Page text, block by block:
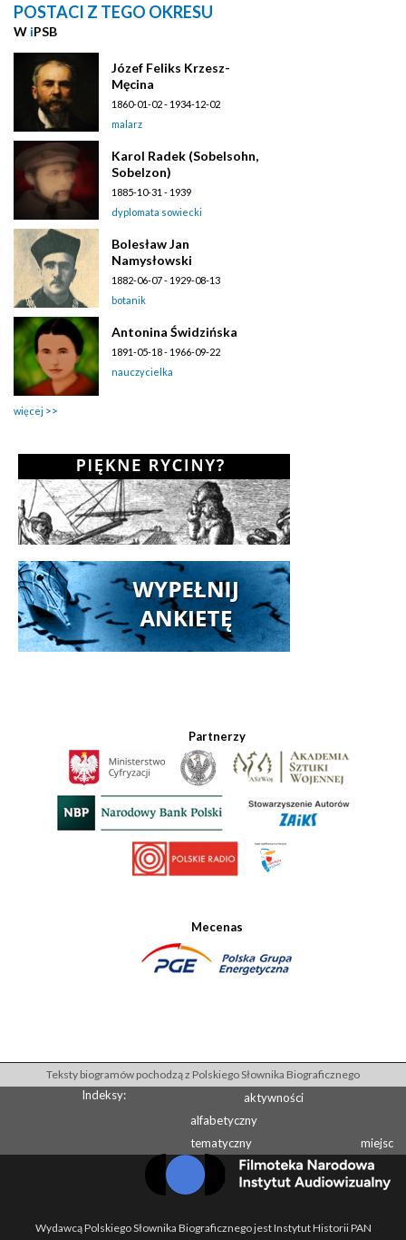
POSTACI Z TEGO OKRESU
W iPSB
Józef Feliks Krzesz-
Męcina
1860-01-02 - 1934-12-02
malarz
Karol Radek (Sobelsohn,
Sobelzon)
1885-10-31 - 1939
dyplomata sowiecki
Bolesław Jan
Namysłowski
1882-06-07 - 1929-08-13
botanik
Antonina Świdzińska
1891-05-18 - 1966-09-22
nauczycielka
więcej
Partnerzy
Mecenas
Teksty biogramów pochodzą z Polskiego Słownika Biograficznego
Indeksy:
aktywności
alfabetyczny
tematyczny
miejsc
Wydawcą Polskiego Słownika Biograficznego jest Instytut Historii PAN